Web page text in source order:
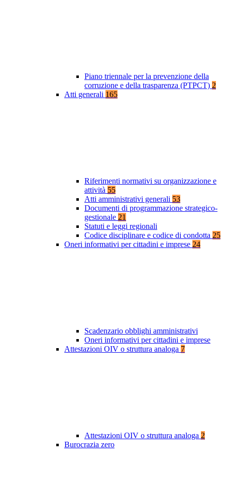
Piano triennale per la prevenzione della
corruzione e della trasparenza (PTPCT) 2
Atti generali 165
Riferimenti normativi su organizzazione e
attività 55
Atti amministrativi generali 53
Documenti di programmazione strategico-
gestionale 21
Statuti e leggi regionali
Codice disciplinare e codice di condotta 25
Oneri informativi per cittadini e imprese 24
Scadenzario obblighi amministrativi
Oneri informativi per cittadini e imprese
Attestazioni OIV o struttura analoga 7
Attestazioni OIV o struttura analoga 2
Burocrazia zero